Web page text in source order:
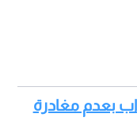
بعدم مغادرة